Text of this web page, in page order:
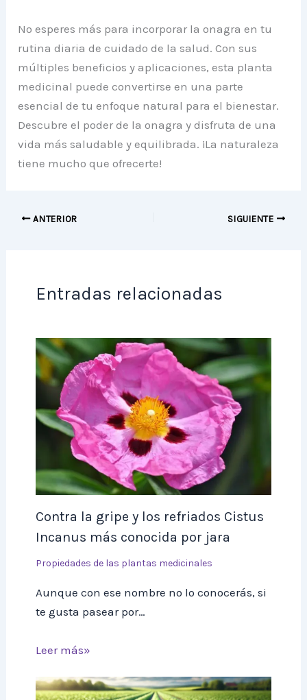
No esperes más para incorporar la onagra en tu
rutina diaria de cuidado de la salud. Con sus
múltiples beneficios y aplicaciones, esta planta
medicinal puede convertirse en una parte
esencial de tu enfoque natural para el bienestar.
Descubre el poder de la onagra y disfruta de una
vida más saludable y equilibrada. ¡La naturaleza
tiene mucho que ofrecerte!
ANTERIOR SIGUIENTE
Entradas relacionadas
Contra la gripe y los refriados Cistus
Incanus más conocida por jara
Propiedades de las plantas medicinales
Aunque con ese nombre no lo conocerás, si
te gusta pasear por…
Leer más»